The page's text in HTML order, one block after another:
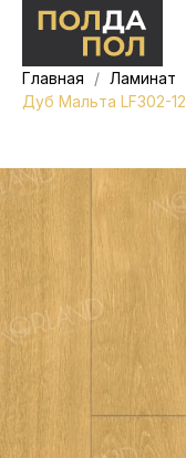
Главная Ламинат
Дуб Мальта LF302-12